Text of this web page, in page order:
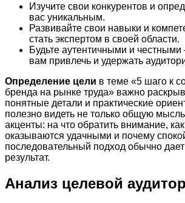
Изучите свои конкурентов и
вас уникальным.
Развивайте свои навыки и
стать экспертом в своей области.
Будьте аутентичными и честными
вам привлечь и удержать
Определение цели в теме «5 шаго к
бренда на рынке труда» важно
понятные детали и практические
полезно видеть не только общую
акценты: на что обратить внимание,
оказываются удачными и почему
последовательный подход обычно
результат.
Анализ целевой